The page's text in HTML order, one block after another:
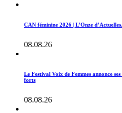
CAN féminine 2026 | L’Onze
08.08.26
Le Festival Voix de Femmes annonce
forts
08.08.26